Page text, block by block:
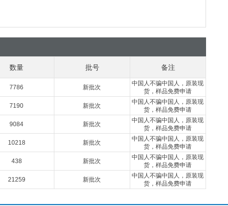
数量 批号
备注
7786 新批次
中国人不骗中国人，原装现
货，样品免费申请
7190 新批次
中国人不骗中国人，原装现
货，样品免费申请
9084 新批次
中国人不骗中国人，原装现
货，样品免费申请
10218 新批次
中国人不骗中国人，原装现
货，样品免费申请
438 新批次
中国人不骗中国人，原装现
货，样品免费申请
21259 新批次
中国人不骗中国人，原装现
货，样品免费申请